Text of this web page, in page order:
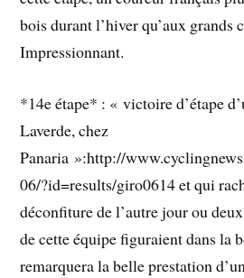
bois durant l’hiver qu’aux grands
Impressionnant.
*14e étape* : « victoire d’étape
Laverde, chez
Panaria »:http://
06/?id=results/giro0614 et qui
déconfiture de l’autre jour ou
de cette équipe figuraient dans la
remarquera la belle prestation